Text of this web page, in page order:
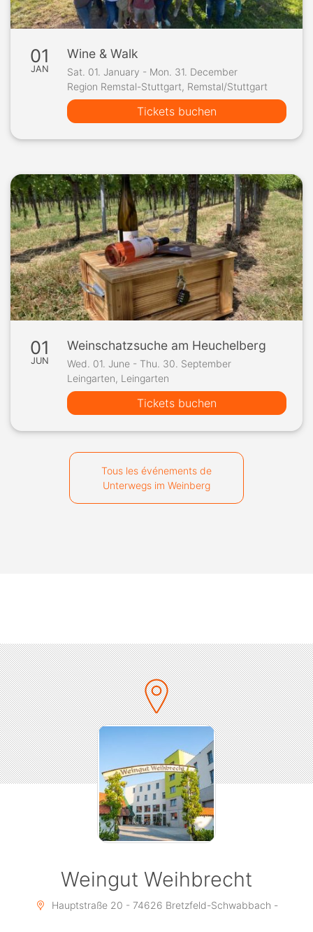
01
JAN
Wine & Walk
Sat. 01. January - Mon. 31. December
Region Remstal-Stuttgart, Remstal/Stuttgart
Tickets buchen
01
JUN
Weinschatzsuche am Heuchelberg
Wed. 01. June - Thu. 30. September
Leingarten, Leingarten
Tickets buchen
Tous les événements de
Unterwegs im Weinberg
Weingut Weihbrecht
Hauptstraße 20 - 74626 Bretzfeld-Schwabbach -